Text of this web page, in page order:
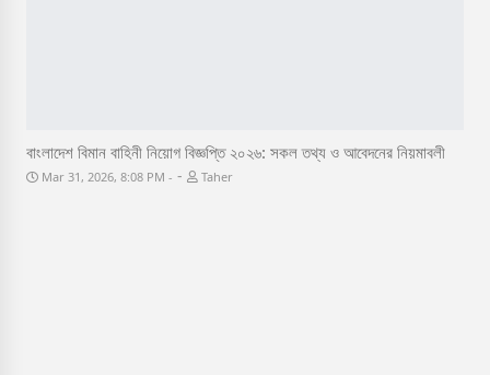
বাংলাদেশ বিমান বাহিনী নিয়োগ বিজ্ঞপ্তি ২০২৬: সকল তথ্য ও আবেদনের নিয়মাবলী
Mar 31, 2026, 8:08 PM - Taher